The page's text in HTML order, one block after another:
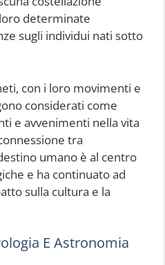
determinate
sugli individui nati sotto
con i loro movimenti e
considerati come
e avvenimenti nella vita
tra
umano è al centro
e ha continuato ad
sulla cultura e la
E Astronomia